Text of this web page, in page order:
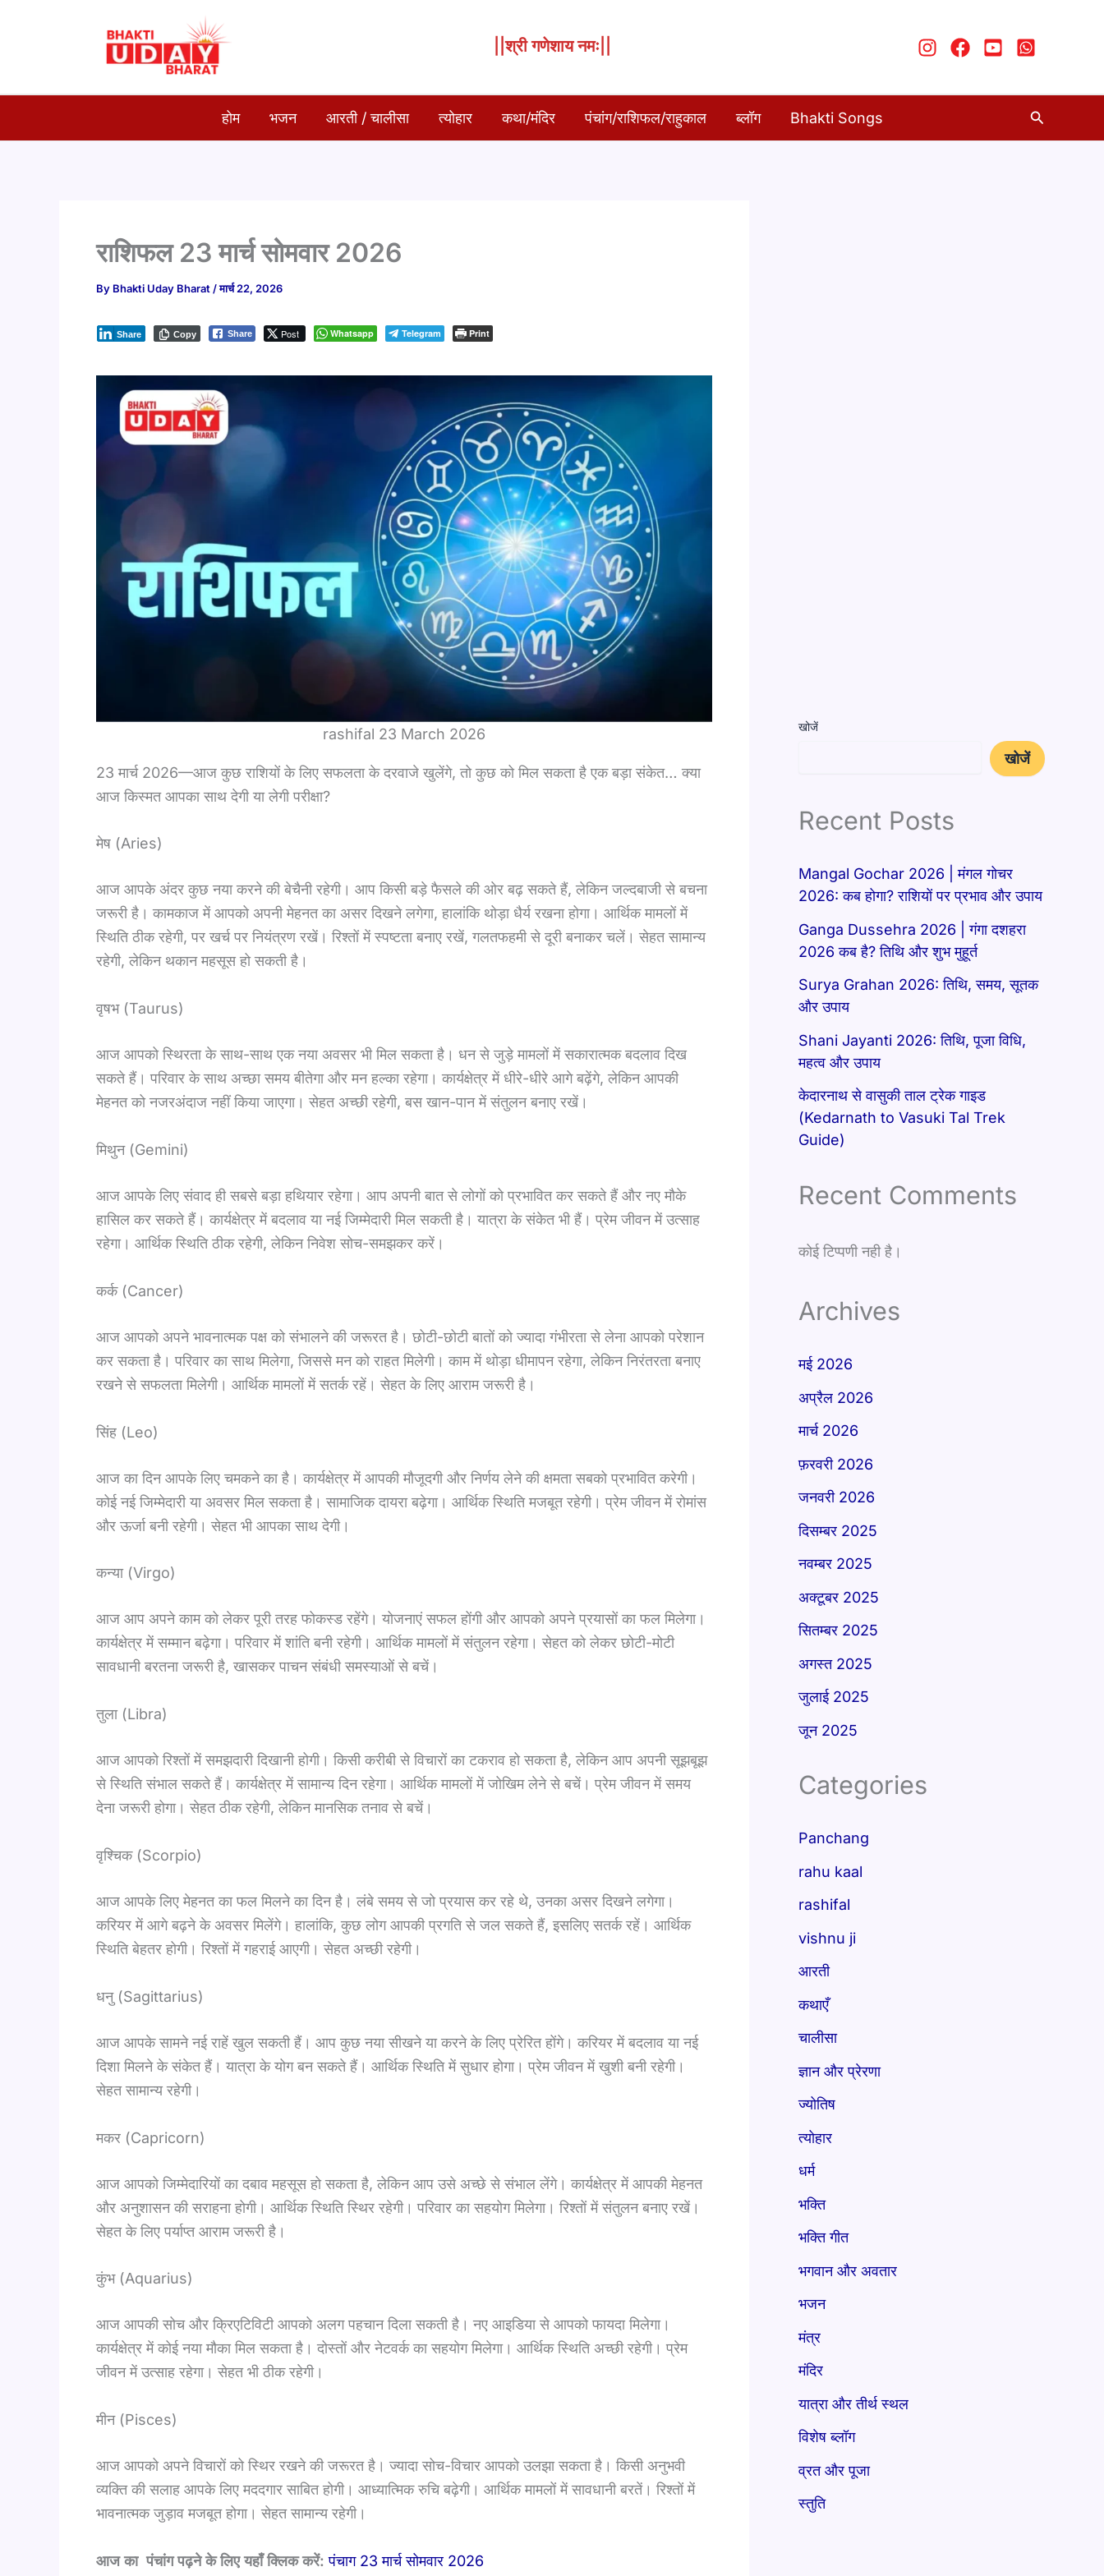
||श्री गणेशाय नमः||
होम भजन आरती / चालीसा त्योहार कथा/मंदिर पंचांग/राशिफल/राहुकाल ब्लॉग Bhakti Songs Search
राशिफल 23 मार्च सोमवार 2026
By Bhakti Uday Bharat /मार्च 22, 2026
Share Post
Share Whatsapp Telegram
Copy Print
rashifal 23 March 2026
23 मार्च 2026—आज कुछ राशियों के लिए सफलता के दरवाजे खुलेंगे, तो कुछ को मिल सकता है एक बड़ा संकेत… क्या
आज किस्मत आपका साथ देगी या लेगी परीक्षा?
मेष (Aries)
आज आपके अंदर कुछ नया करने की बेचैनी रहेगी। आप किसी बड़े फैसले की ओर बढ़ सकते हैं, लेकिन जल्दबाजी से बचना
जरूरी है। कामकाज में आपको अपनी मेहनत का असर दिखने लगेगा, हालांकि थोड़ा धैर्य रखना होगा। आर्थिक मामलों में
स्थिति ठीक रहेगी, पर खर्च पर नियंत्रण रखें। रिश्तों में स्पष्टता बनाए रखें, गलतफहमी से दूरी बनाकर चलें। सेहत सामान्य
रहेगी, लेकिन थकान महसूस हो सकती है।
वृषभ (Taurus)
आज आपको स्थिरता के साथ-साथ एक नया अवसर भी मिल सकता है। धन से जुड़े मामलों में सकारात्मक बदलाव दिख
सकते हैं। परिवार के साथ अच्छा समय बीतेगा और मन हल्का रहेगा। कार्यक्षेत्र में धीरे-धीरे आगे बढ़ेंगे, लेकिन आपकी
मेहनत को नजरअंदाज नहीं किया जाएगा। सेहत अच्छी रहेगी, बस खान-पान में संतुलन बनाए रखें।
मिथुन (Gemini)
आज आपके लिए संवाद ही सबसे बड़ा हथियार रहेगा। आप अपनी बात से लोगों को प्रभावित कर सकते हैं और नए मौके
हासिल कर सकते हैं। कार्यक्षेत्र में बदलाव या नई जिम्मेदारी मिल सकती है। यात्रा के संकेत भी हैं। प्रेम जीवन में उत्साह
रहेगा। आर्थिक स्थिति ठीक रहेगी, लेकिन निवेश सोच-समझकर करें।
कर्क (Cancer)
आज आपको अपने भावनात्मक पक्ष को संभालने की जरूरत है। छोटी-छोटी बातों को ज्यादा गंभीरता से लेना आपको परेशान
कर सकता है। परिवार का साथ मिलेगा, जिससे मन को राहत मिलेगी। काम में थोड़ा धीमापन रहेगा, लेकिन निरंतरता बनाए
रखने से सफलता मिलेगी। आर्थिक मामलों में सतर्क रहें। सेहत के लिए आराम जरूरी है।
सिंह (Leo)
आज का दिन आपके लिए चमकने का है। कार्यक्षेत्र में आपकी मौजूदगी और निर्णय लेने की क्षमता सबको प्रभावित करेगी।
कोई नई जिम्मेदारी या अवसर मिल सकता है। सामाजिक दायरा बढ़ेगा। आर्थिक स्थिति मजबूत रहेगी। प्रेम जीवन में रोमांस
और ऊर्जा बनी रहेगी। सेहत भी आपका साथ देगी।
कन्या (Virgo)
आज आप अपने काम को लेकर पूरी तरह फोकस्ड रहेंगे। योजनाएं सफल होंगी और आपको अपने प्रयासों का फल मिलेगा।
कार्यक्षेत्र में सम्मान बढ़ेगा। परिवार में शांति बनी रहेगी। आर्थिक मामलों में संतुलन रहेगा। सेहत को लेकर छोटी-मोटी
सावधानी बरतना जरूरी है, खासकर पाचन संबंधी समस्याओं से बचें।
तुला (Libra)
आज आपको रिश्तों में समझदारी दिखानी होगी। किसी करीबी से विचारों का टकराव हो सकता है, लेकिन आप अपनी सूझबूझ
से स्थिति संभाल सकते हैं। कार्यक्षेत्र में सामान्य दिन रहेगा। आर्थिक मामलों में जोखिम लेने से बचें। प्रेम जीवन में समय
देना जरूरी होगा। सेहत ठीक रहेगी, लेकिन मानसिक तनाव से बचें।
वृश्चिक (Scorpio)
आज आपके लिए मेहनत का फल मिलने का दिन है। लंबे समय से जो प्रयास कर रहे थे, उनका असर दिखने लगेगा।
करियर में आगे बढ़ने के अवसर मिलेंगे। हालांकि, कुछ लोग आपकी प्रगति से जल सकते हैं, इसलिए सतर्क रहें। आर्थिक
स्थिति बेहतर होगी। रिश्तों में गहराई आएगी। सेहत अच्छी रहेगी।
धनु (Sagittarius)
आज आपके सामने नई राहें खुल सकती हैं। आप कुछ नया सीखने या करने के लिए प्रेरित होंगे। करियर में बदलाव या नई
दिशा मिलने के संकेत हैं। यात्रा के योग बन सकते हैं। आर्थिक स्थिति में सुधार होगा। प्रेम जीवन में खुशी बनी रहेगी।
सेहत सामान्य रहेगी।
मकर (Capricorn)
आज आपको जिम्मेदारियों का दबाव महसूस हो सकता है, लेकिन आप उसे अच्छे से संभाल लेंगे। कार्यक्षेत्र में आपकी मेहनत
और अनुशासन की सराहना होगी। आर्थिक स्थिति स्थिर रहेगी। परिवार का सहयोग मिलेगा। रिश्तों में संतुलन बनाए रखें।
सेहत के लिए पर्याप्त आराम जरूरी है।
कुंभ (Aquarius)
आज आपकी सोच और क्रिएटिविटी आपको अलग पहचान दिला सकती है। नए आइडिया से आपको फायदा मिलेगा।
कार्यक्षेत्र में कोई नया मौका मिल सकता है। दोस्तों और नेटवर्क का सहयोग मिलेगा। आर्थिक स्थिति अच्छी रहेगी। प्रेम
जीवन में उत्साह रहेगा। सेहत भी ठीक रहेगी।
मीन (Pisces)
आज आपको अपने विचारों को स्थिर रखने की जरूरत है। ज्यादा सोच-विचार आपको उलझा सकता है। किसी अनुभवी
व्यक्ति की सलाह आपके लिए मददगार साबित होगी। आध्यात्मिक रुचि बढ़ेगी। आर्थिक मामलों में सावधानी बरतें। रिश्तों में
भावनात्मक जुड़ाव मजबूत होगा। सेहत सामान्य रहेगी।
आज का पंचांग पढ़ने के लिए यहाँ क्लिक करें: पंचाग 23 मार्च सोमवार 2026
खोजें
खोजें
Recent Posts
Mangal Gochar 2026 | मंगल गोचर
2026: कब होगा? राशियों पर प्रभाव और उपाय
Ganga Dussehra 2026 | गंगा दशहरा
2026 कब है? तिथि और शुभ मुहूर्त
Surya Grahan 2026: तिथि, समय, सूतक
और उपाय
Shani Jayanti 2026: तिथि, पूजा विधि,
महत्व और उपाय
केदारनाथ से वासुकी ताल ट्रेक गाइड
(Kedarnath to Vasuki Tal Trek
Guide)
Recent Comments
कोई टिप्पणी नही है।
Archives
मई 2026
अप्रैल 2026
मार्च 2026
फ़रवरी 2026
जनवरी 2026
दिसम्बर 2025
नवम्बर 2025
अक्टूबर 2025
सितम्बर 2025
अगस्त 2025
जुलाई 2025
जून 2025
Categories
Panchang
rahu kaal
rashifal
vishnu ji
आरती
कथाएँ
चालीसा
ज्ञान और प्रेरणा
ज्योतिष
त्योहार
धर्म
भक्ति
भक्ति गीत
भगवान और अवतार
भजन
मंत्र
मंदिर
यात्रा और तीर्थ स्थल
विशेष ब्लॉग
व्रत और पूजा
स्तुति